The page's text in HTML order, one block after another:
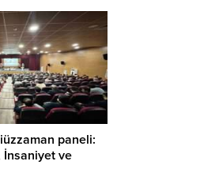
gelen
Kafa Kafaya
göre,
paneli:
İnsaniyet ve